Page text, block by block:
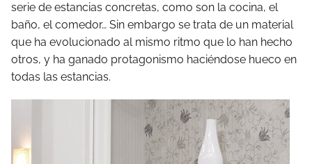
serie de estancias concretas, como son la cocina, el
baño, el comedor… Sin embargo se trata de un material
que ha evolucionado al mismo ritmo que lo han hecho
otros, y ha ganado protagonismo haciéndose hueco en
todas las estancias.